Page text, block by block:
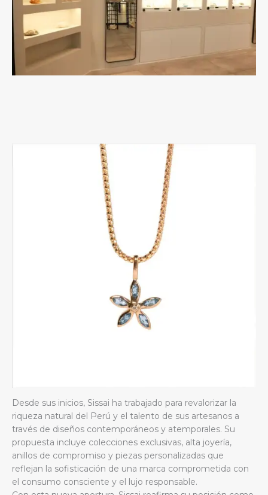
Desde sus inicios, Sissai ha trabajado para revalorizar la
riqueza natural del Perú y el talento de sus artesanos a
través de diseños contemporáneos y atemporales. Su
propuesta incluye colecciones exclusivas, alta joyería,
anillos de compromiso y piezas personalizadas que
reflejan la sofisticación de una marca comprometida con
el consumo consciente y el lujo responsable.